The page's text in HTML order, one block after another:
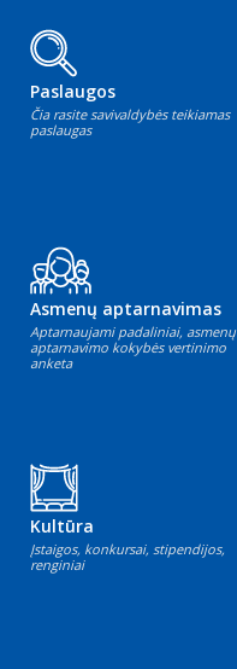
Paslaugos
Čia rasite savivaldybės teikiamas
paslaugas
Asmenų aptarnavimas
Aptarnaujami padaliniai, asmenų
aptarnavimo kokybės vertinimo
anketa
Kultūra
Įstaigos, konkursai, stipendijos,
renginiai